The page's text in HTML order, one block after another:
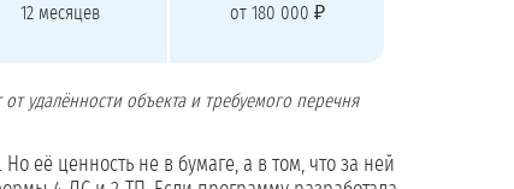
12 месяцев от 180 000 ₽
удалённости объекта и требуемого перечня
её ценность не в бумаге, а в том, что за ней